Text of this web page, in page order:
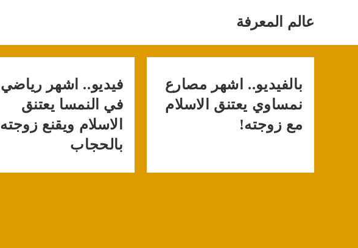
عالم المعرفة
بالفيديو.. اشهر مصارع
نمساوي يعتنق الاسلام
مع زوجته!
فيديو.. اشهر رياضي
في النمسا يعتنق
الاسلام ويقنع زوجته
بالحجاب